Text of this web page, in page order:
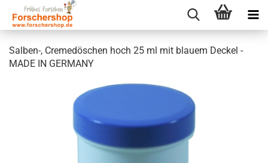
Salben-, Cremedöschen hoch 25 ml mit blauem Deckel -
MADE IN GERMANY